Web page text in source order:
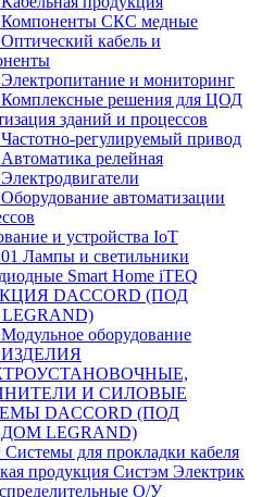
Компоненты СКС медные
кабель и
и мониторинг
Комплексные решения для ЦОД
зданий и процессов
регулируемый привод
релейная
автоматизации
и устройства IoT
Лампы и светильники
Smart Home iTEQ
DACCORD (ПОД
оборудование
ИЗДЕЛИЯ
И СИЛОВЫЕ
DACCORD (ПОД
LEGRAND)
Системы для прокладки кабеля
продукция Систэм Электрик
О/У